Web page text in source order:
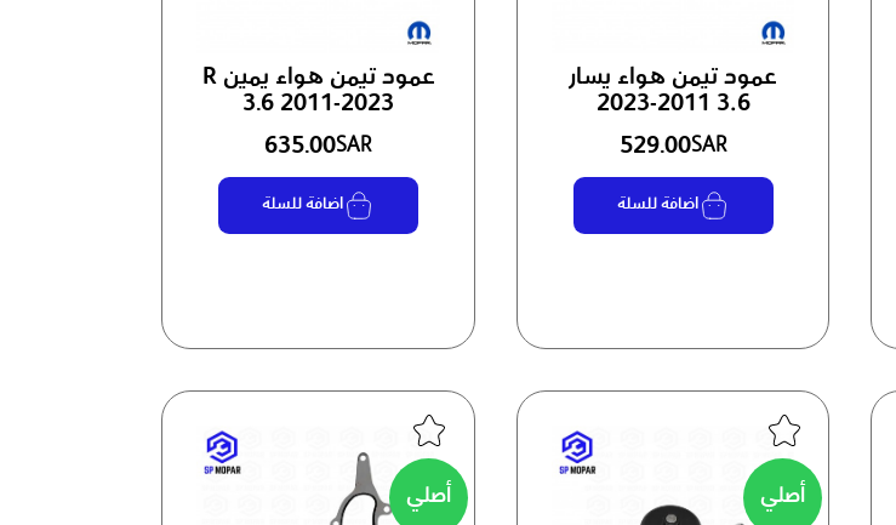
عمود تيمن هواء يسار
3.6 2011-2023
529.00SAR
اضافة للسلة
عمود تيمن هواء يمين R 3.6 2011-2023
635.00SAR
اضافة للسلة
أصلي أصلي